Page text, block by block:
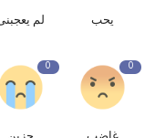
يحب لم
0
0